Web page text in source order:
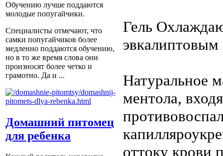
Обучению лучше поддаются
молодые попугайчики.
Специалисты отмечают, что
самки попугайчиков более
медленно поддаются обучению,
но в то же время слова они
произносят более четко и
грамотно. Да и ...
Домашний питомец
для ребенка
Гель
Натуральное
ментола,
оттоку крови